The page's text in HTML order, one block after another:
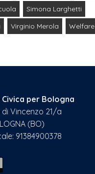
Simona Larghetti
Virginio Merola Welfare
per Bologna
Vincenzo 21/a
(BO)
91384900378